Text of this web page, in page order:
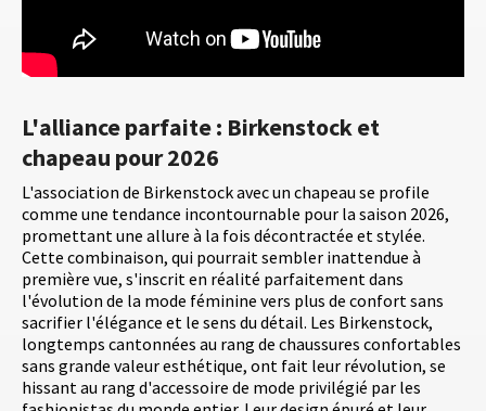
L'alliance parfaite : Birkenstock et
chapeau pour 2026
L'association de Birkenstock avec un chapeau se profile
comme une tendance incontournable pour la saison 2026,
promettant une allure à la fois décontractée et stylée.
Cette combinaison, qui pourrait sembler inattendue à
première vue, s'inscrit en réalité parfaitement dans
l'évolution de la mode féminine vers plus de confort sans
sacrifier l'élégance et le sens du détail. Les Birkenstock,
longtemps cantonnées au rang de chaussures confortables
sans grande valeur esthétique, ont fait leur révolution, se
hissant au rang d'accessoire de mode privilégié par les